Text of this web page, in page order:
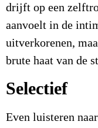
drijft op een
aanvoelt in de
uitverkorenen,
brute haat van de
Selectief
Even luisteren